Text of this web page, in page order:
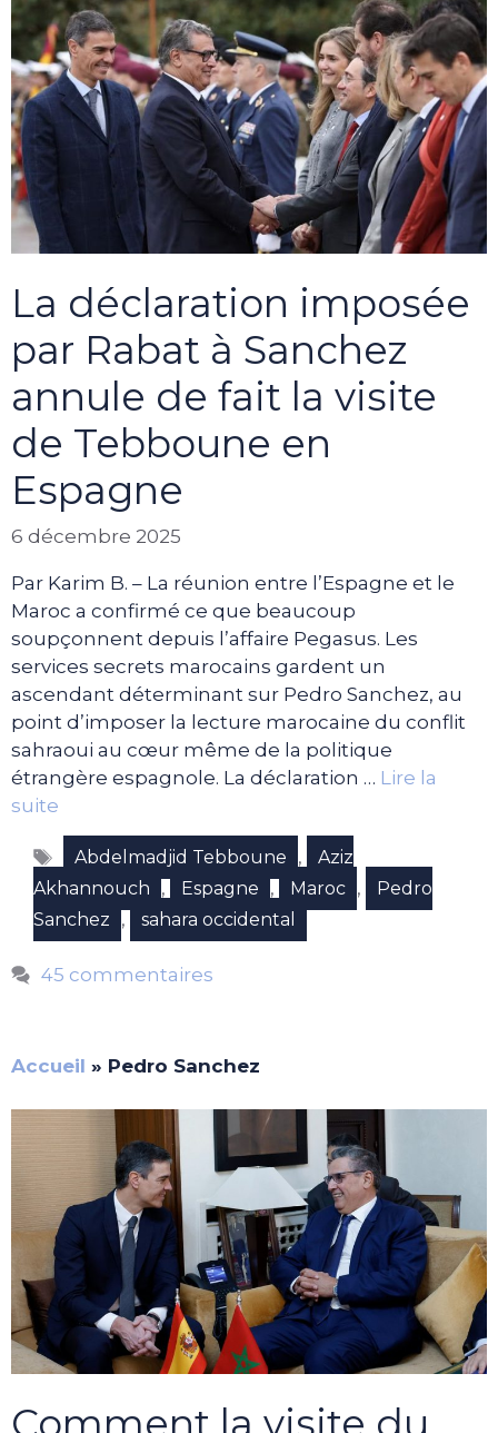
La déclaration imposée
par Rabat à Sanchez
annule de fait la visite
de Tebboune en
Espagne
6 décembre 2025
Par Karim B. – La réunion entre l’Espagne et le
Maroc a confirmé ce que beaucoup
soupçonnent depuis l’affaire Pegasus. Les
services secrets marocains gardent un
ascendant déterminant sur Pedro Sanchez, au
point d’imposer la lecture marocaine du conflit
sahraoui au cœur même de la politique
étrangère espagnole. La déclaration … Lire la
suite
Étiquettes
Abdelmadjid Tebboune ,
Aziz
Akhannouch
, Espagne , Maroc ,
Pedro
Sanchez
, sahara occidental
45 commentaires
Accueil » Pedro Sanchez